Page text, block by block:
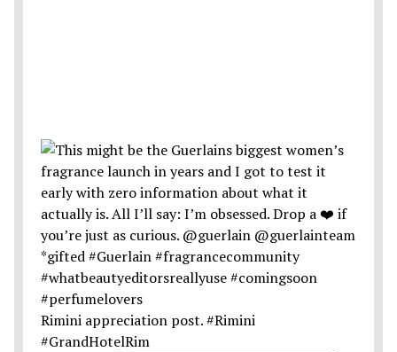
Rimini appreciation post. #Rimini
#GrandHotelRim